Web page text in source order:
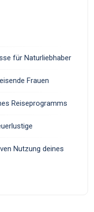
für Naturliebhaber
Frauen
Reiseprogramms
Nutzung deines